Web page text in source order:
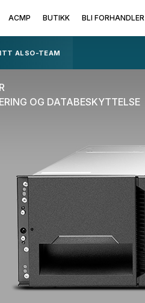
ACMP BUTIKK BLI FORHANDLER
ALSO-TEAM
OG DATABESKYTTELSE